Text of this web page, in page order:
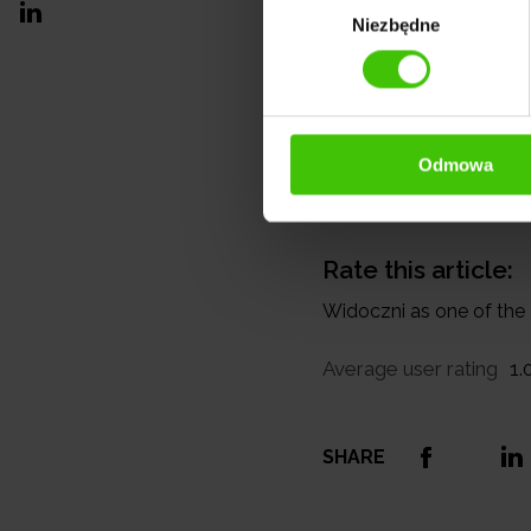
Niezbędne
Odmowa
Rate this article:
Widoczni as one of the
Average user rating
SHARE